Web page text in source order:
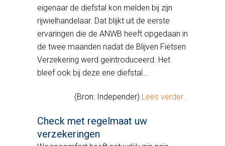
eigenaar de diefstal kon melden bij zijn
rijwielhandelaar. Dat blijkt uit de eerste
ervaringen die de ANWB heeft opgedaan in
de twee maanden nadat de Blijven Fietsen
Verzekering werd geïntroduceerd. Het
bleef ook bij deze ene diefstal…
(Bron: Independer) Lees verder…
Check met regelmaat uw
verzekeringen